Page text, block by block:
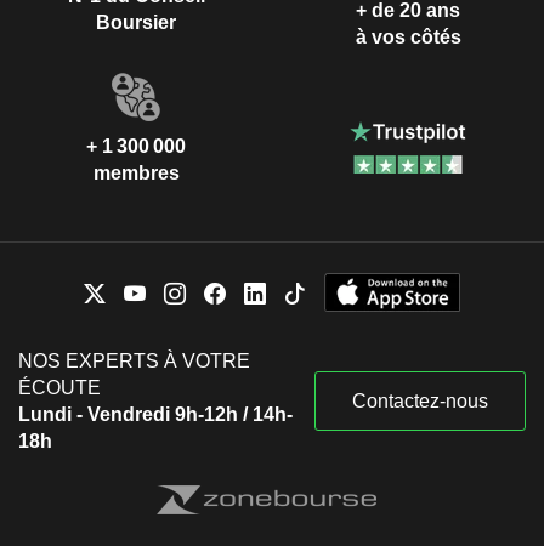
Boursier
+ de 20 ans
à vos côtés
+ 1 300 000
membres
NOS EXPERTS À VOTRE
ÉCOUTE
Lundi - Vendredi 9h-12h / 14h-
18h
Contactez-nous